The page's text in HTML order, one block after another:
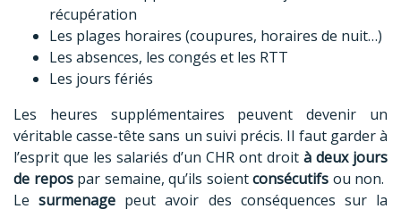
récupération
Les plages horaires (coupures, horaires de nuit…)
Les absences, les congés et les RTT
Les jours fériés
Les heures supplémentaires peuvent devenir un
véritable casse-tête sans un suivi précis. Il faut garder à
l’esprit que les salariés d’un CHR ont droit à deux jours
de repos par semaine, qu’ils soientconsécutifs ou non.
Lesurmenage peut avoir des conséquences sur la